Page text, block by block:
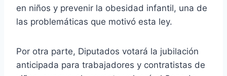
en niños y prevenir la obesidad infantil, una de
las problemáticas que motivó esta ley.
Por otra parte, Diputados votará la jubilación
anticipada para trabajadores y contratistas de